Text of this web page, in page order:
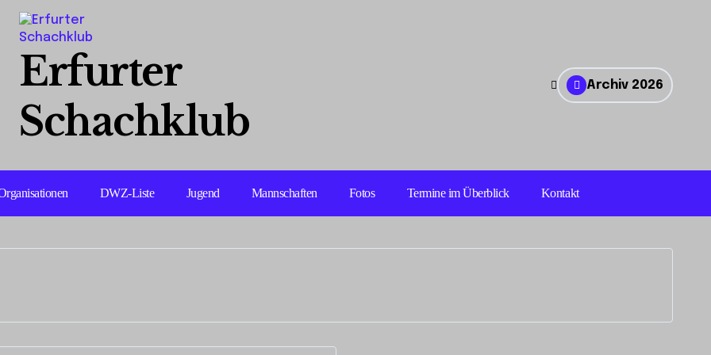
Erfurter
Schachklub
Archiv 2026
DWZ-Liste Jugend Mannschaften Fotos Termine im Überblick Kontakt